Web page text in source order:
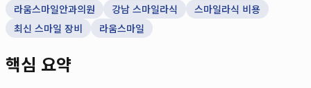
라움스마일안과의원 강남 스마일라식
스마일라식 비용
최신 스마일 장비
라움스마일
핵심 요약